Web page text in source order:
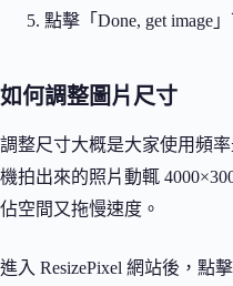
點擊「Done, get image
如何調整圖片尺寸
調整尺寸大概是大家使用頻
機拍出來的照片動輒
佔空間又拖慢速度。
進入 ResizePixel 網站後，點